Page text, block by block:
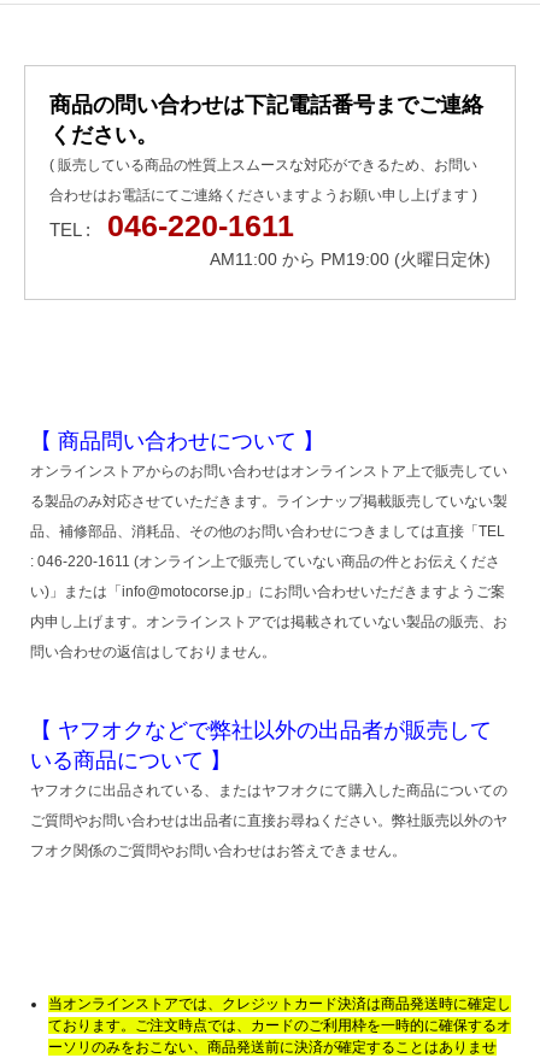
商品の問い合わせは下記電話番号までご連絡
ください。
( 販売している商品の性質上スムースな対応ができるため、お問い
合わせはお電話にてご連絡くださいますようお願い申し上げます )
TEL : 046-220-1611
AM11:00 から PM19:00 (火曜日定休)
【 商品問い合わせについて 】
オンラインストアからのお問い合わせはオンラインストア上で販売してい
る製品のみ対応させていただきます。ラインナップ掲載販売していない製
品、補修部品、消耗品、その他のお問い合わせにつきましては直接「TEL
: 046-220-1611 (オンライン上で販売していない商品の件とお伝えくださ
い)」または「info@motocorse.jp」にお問い合わせいただきますようご案
内申し上げます。オンラインストアでは掲載されていない製品の販売、お
問い合わせの返信はしておりません。
【 ヤフオクなどで弊社以外の出品者が販売して
いる商品について 】
ヤフオクに出品されている、またはヤフオクにて購入した商品についての
ご質問やお問い合わせは出品者に直接お尋ねください。弊社販売以外のヤ
フオク関係のご質問やお問い合わせはお答えできません。
当オンラインストアでは、クレジットカード決済は商品発送時に確定し
ております。ご注文時点では、カードのご利用枠を一時的に確保するオ
ーソリのみをおこない、商品発送前に決済が確定することはありませ